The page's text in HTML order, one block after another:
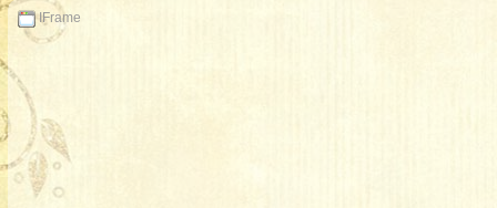
IFrame